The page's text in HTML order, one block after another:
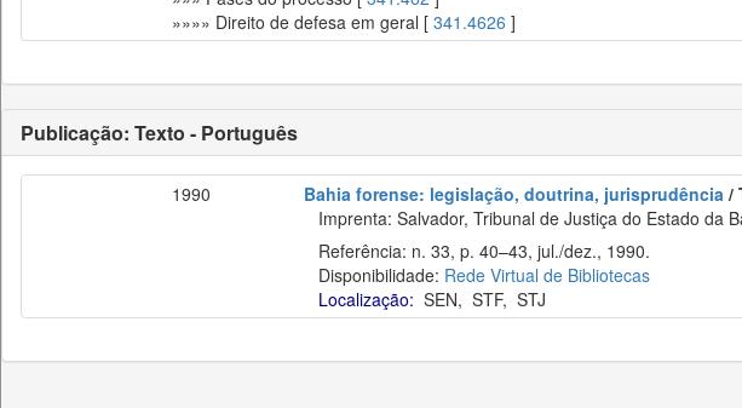
»»»» Direito de defesa em geral [ 341.4626 ]
Publicação: Texto - Português
1990 Bahia forense: legislação, doutrina, jurisprudência /
Imprenta: Salvador, Tribunal de Justiça do Estado da
Referência: n. 33, p. 40–43, jul./dez., 1990.
Disponibilidade: Rede Virtual de Bibliotecas
Localização: SEN, STF, STJ